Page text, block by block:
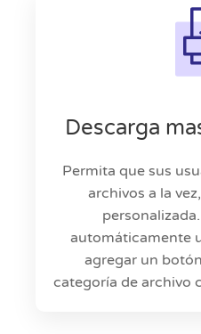
Descarga
Permita que sus
archivos a la
automáticamente
agregar un
categoría de archivo